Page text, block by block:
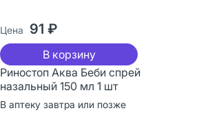
Цена 91 ₽
В корзину
Риностоп Аква Беби спрей
назальный 150 мл 1 шт
В аптеку завтра или позже